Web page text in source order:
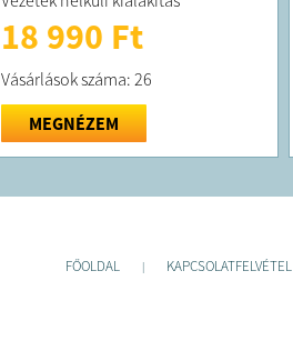
18 990 Ft
Vásárlások száma: 26
MEGNÉZEM
FŐOLDAL | KAPCSOLATFELVÉTEL